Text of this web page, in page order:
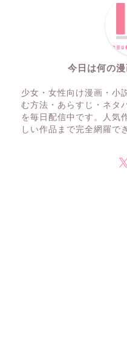
今日は何の
少女・女性向け漫画・小
む方法・あらすじ・ネタ
を毎日配信中です。人気
しい作品まで完全網羅で